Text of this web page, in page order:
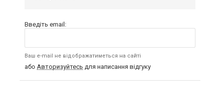
Введіть email:
Ваш e-mail не відображатиметься на сайті
або Авторизуйтесь для написання відгуку